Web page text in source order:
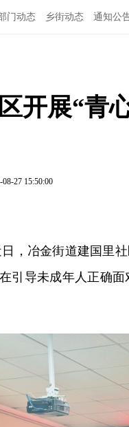
门动态 乡街动态 通知公
开展“青
08-27 15:50:00
，冶金街道建国里
引导未成年人正确